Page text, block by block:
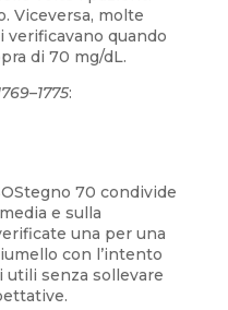
Viceversa, molte
verificavano quando
di 70 mg/dL.
:
70 condivide
e sulla
una per una
con l’intento
senza sollevare